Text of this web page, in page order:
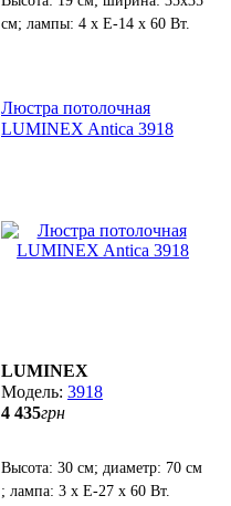
см; лампы: 4 х Е-14 х 60 Вт.
Люстра потолочная
LUMINEX Antica 3918
LUMINEX
3918
4 435грн
Высота: 30 см; диаметр: 70 см
; лампа: 3 х Е-27 х 60 Вт.